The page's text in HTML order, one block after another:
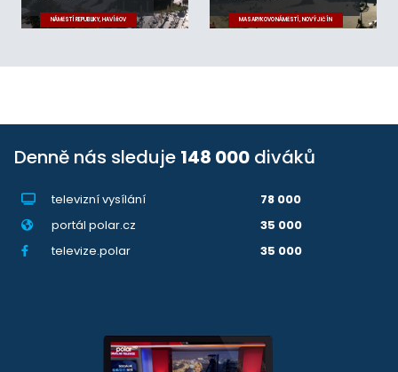
NÁMĚSTÍ REPUBLIKY, HAVÍŘOV MASARYKOVO NÁMĚSTÍ, NOVÝ JIČÍN
Denně nás sleduje 148 000 diváků
televizní vysílání
78 000
portál polar.cz
35 000
televize.polar
35 000